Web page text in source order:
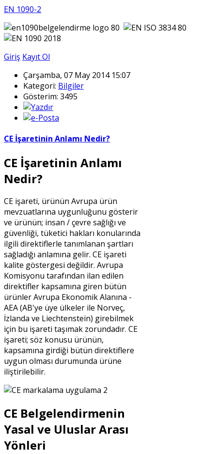
EN 1090-2
Giriş Kayıt Ol
Çarşamba, 07 May 2014 15:07
Kategori: Bilgiler
Gösterim: 3495
CE İşaretinin Anlamı Nedir?
CE İşaretinin Anlamı
Nedir?
CE işareti, ürünün Avrupa ürün
mevzuatlarına uygunluğunu gösterir
ve ürünün; insan / çevre sağlığı ve
güvenliği, tüketici hakları konularında
ilgili direktiflerle tanımlanan şartları
sağladığı anlamına gelir. CE işareti
kalite göstergesi değildir. Avrupa
Komisyonu tarafından ilan edilen
direktifler kapsamına giren bütün
ürünler Avrupa Ekonomik Alanına -
AEA (AB'ye üye ülkeler ile Norveç,
İzlanda ve Liechtenstein) girebilmek
için bu işareti taşımak zorundadır. CE
işareti; söz konusu ürünün,
kapsamına girdiği bütün direktiflere
uygun olması durumunda ürüne
iliştirilebilir.
CE Belgelendirmenin
Yasal ve Uluslar Arası
Yönleri